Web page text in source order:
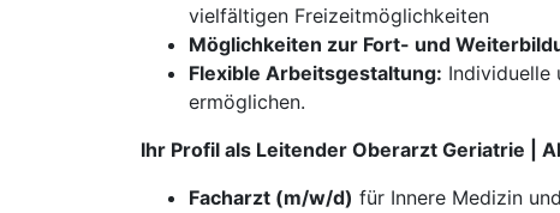
vielfältigen Freizeitmöglichkeiten
Möglichkeiten zur Fort- und
Flexible Arbeitsgestaltung: Individuelle
ermöglichen.
Ihr Profil als Leitender Oberarzt Geriatrie |
Facharzt (m/w/d) für Innere Medizin